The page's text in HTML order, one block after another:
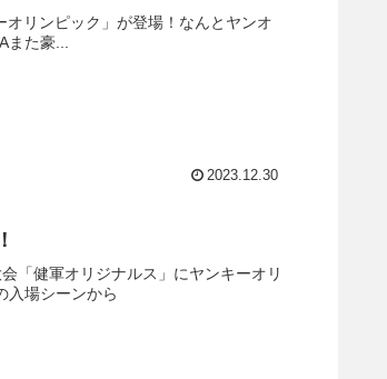
リンピック」が登場！なんとヤンオ
た豪...
2023.12.30
「健軍オリジナルス」にヤンキーオリ
入場シーンから